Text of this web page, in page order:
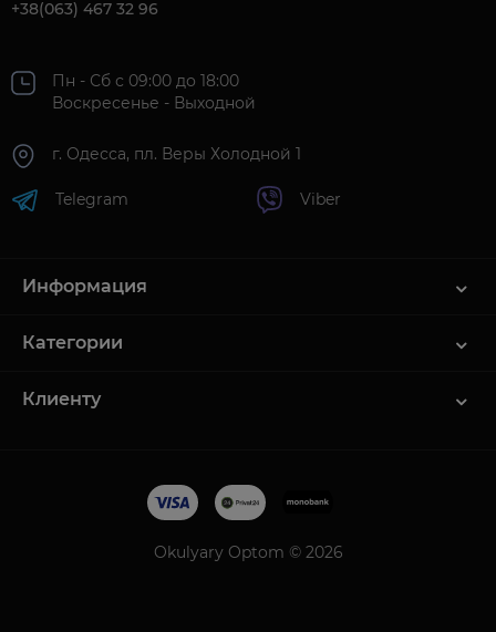
+38(063) 467 32 96
Пн - Сб с 09:00 до 18:00
Воскресенье - Выходной
г. Одесса, пл. Веры Холодной 1
Telegram Viber
Информация
Категории
Клиенту
Okulyary Optom © 2026